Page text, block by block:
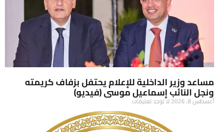
مساعد وزير الداخلية للإعلام يحتفل بزفاف كريمته
ونجل النائب إسماعيل موسى (فيديو)
أغسطس 8, 2026 لا توجد تعليقات